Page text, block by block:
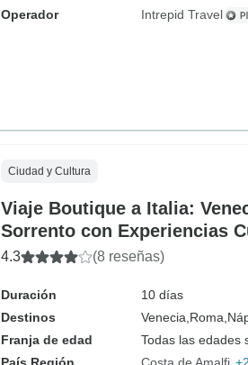
Operador
Intrepid Travel
Ciudad y Cultura
Viaje Boutique a Italia:
Sorrento con Experiencias
4.3 (8 reseñas)
Duración
10 días
Destinos
Venecia, Roma,
Franja de edad
Todas las edades